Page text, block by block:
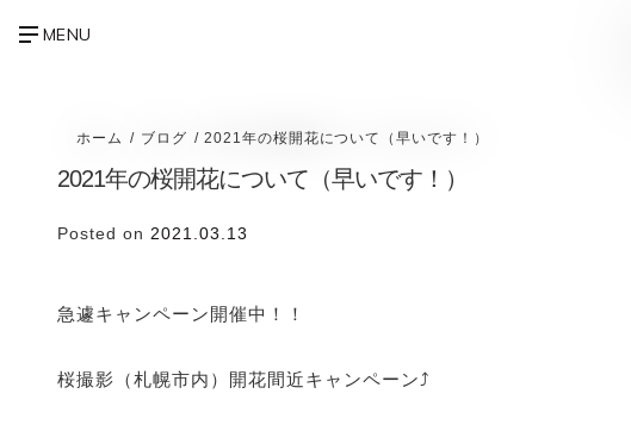
ホーム ブログ 2021年の桜開花について（早いです！）
2021年の桜開花について（早いです！）
Posted on 2021.03.13
急遽キャンペーン開催中！！
桜撮影（札幌市内）開花間近キャンペーン⤴️